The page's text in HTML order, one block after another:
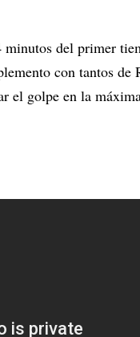
del primer
con tantos
el golpe en la